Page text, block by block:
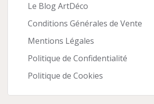
Le Blog ArtDéco
Conditions Générales de Vente
Mentions Légales
Politique de Confidentialité
Politique de Cookies